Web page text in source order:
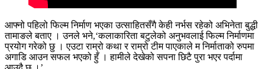
आफ्नो पहिलो फिल्म निर्माण भएका उत्साहितसँगै केही नर्भस रहेको अभिनेता बुद्धी
तामाङले बताए । उनले भने,‘कलाकारिता बटुलेको अनुभवलाई फिल्म निर्माणमा
प्रयोग गरेको छु । एउटा राम्रो कथा र राम्रो टीम पाएकाले म निर्माताको रुपमा
अगाडि आउन सफल भएको हुँ । हामीले देखेको सपना छिटै पुरा भएर पर्दामा